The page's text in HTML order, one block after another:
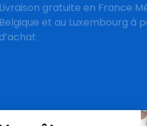
Livraison gratuite en France
Belgique et au Luxembourg à